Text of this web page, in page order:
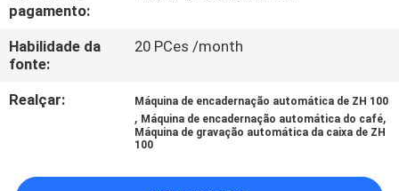
NOTÍCIAS
CASOS
SOLICITE UM
ORÇAMENTO
pagamento:
Habilidade da
fonte:
20 PCes /month
Realçar: Máquina de encadernação automática de ZH 100
, Máquina de encadernação automática do café,
Máquina de gravação automática da caixa de ZH
100